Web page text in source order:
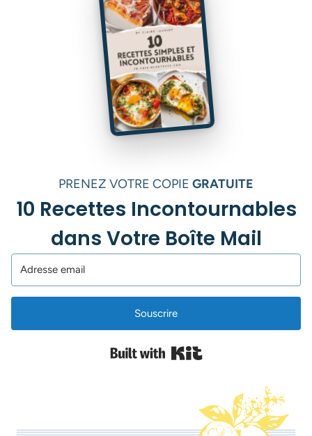
PRENEZ VOTRE COPIE GRATUITE
10 Recettes Incontournables
dans Votre Boîte Mail
Souscrire
Built with Kit